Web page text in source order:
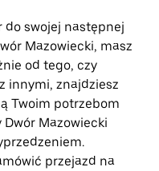
do swojej następnej
Mazowiecki, masz
od tego, czy
innymi, znajdziesz
Twoim potrzebom
Dwór Mazowiecki
przejazd na